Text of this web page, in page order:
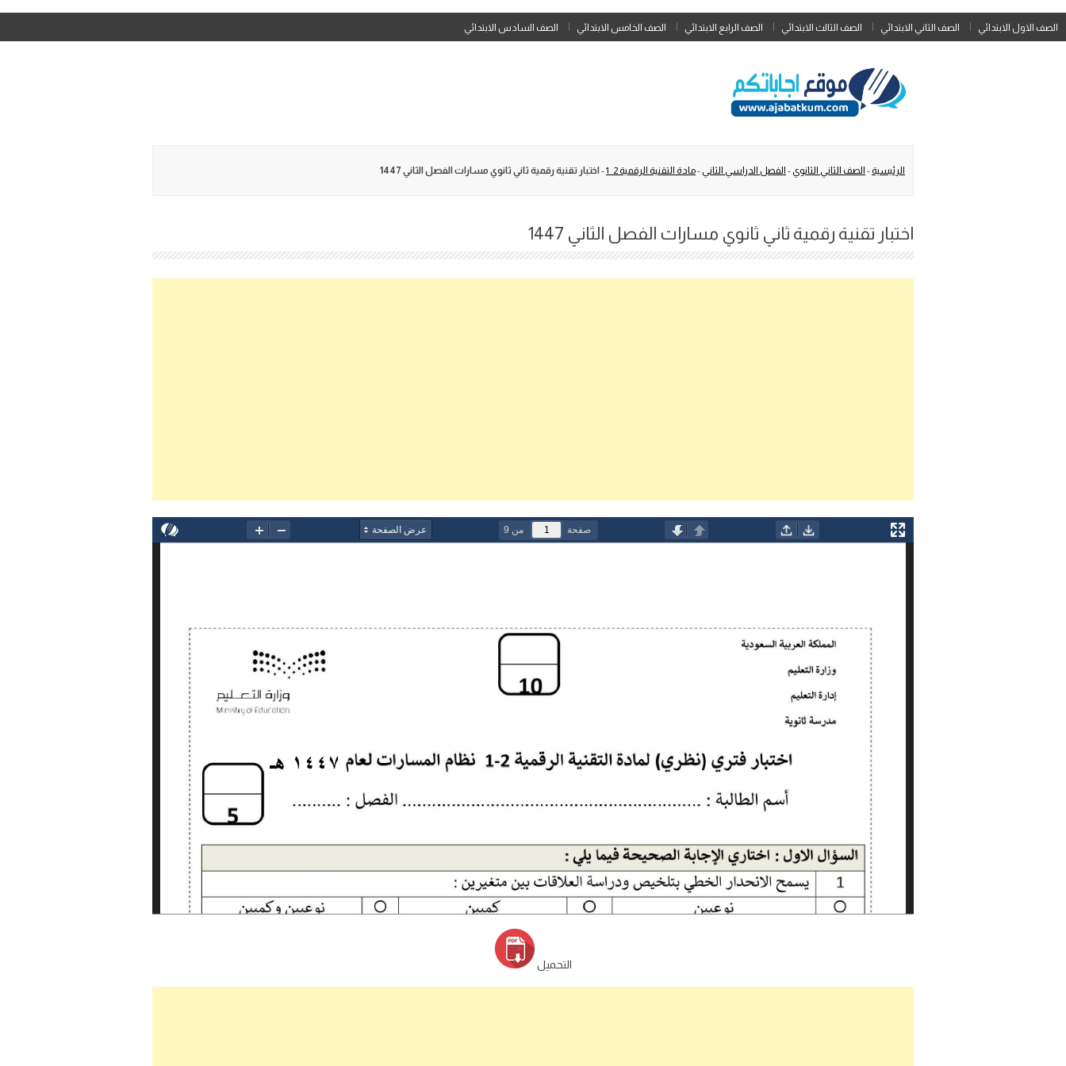
Skip
to
الصف الاول الابتدائي الصف الثاني الابتدائي الصف الثالث الابتدائي الصف الرابع الابتدائي الصف الخامس الابتدائي الصف السادس الابتدائي
الرئيسية - الصف الثاني الثانوي - الفصل الدراسي الثاني -مادة التقنية الرقمية 2_1 - اختبار تقنية رقمية ثاني ثانوي مسارات الفصل الثاني 1447
اختبار تقنية رقمية ثاني ثانوي مسارات الفصل الثاني 1447
التحميل